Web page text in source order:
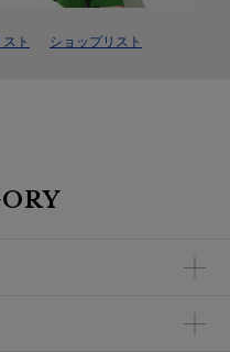
ト ショップリスト